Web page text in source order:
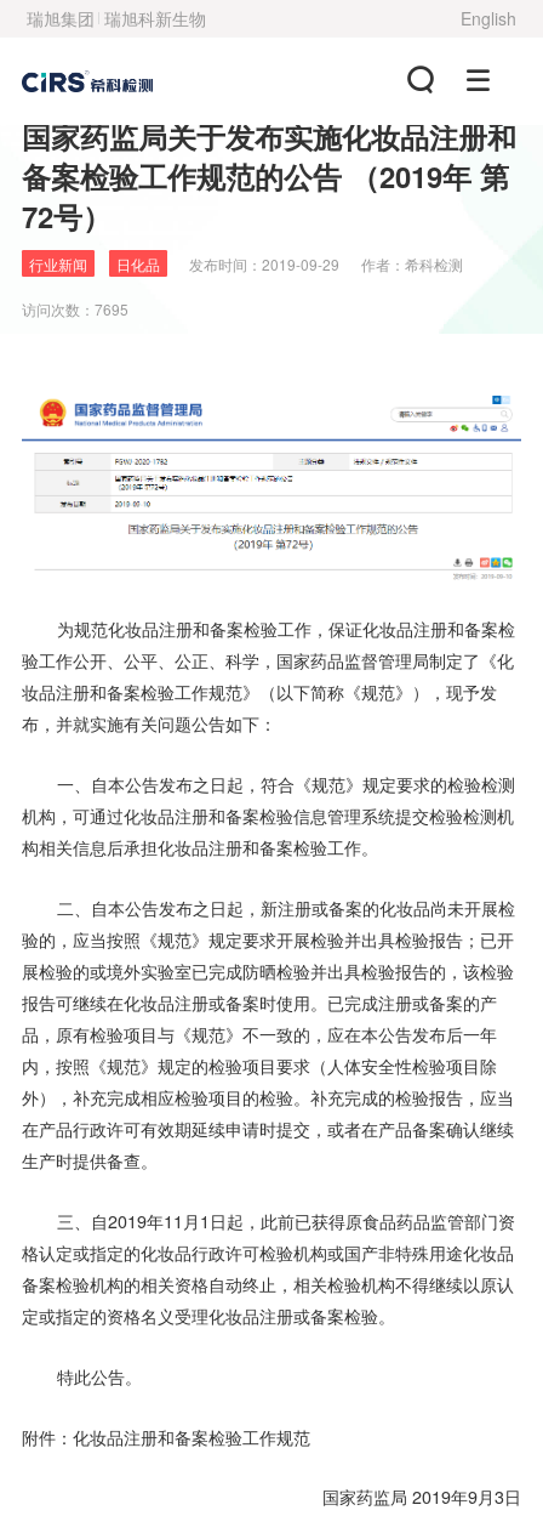
瑞旭集团 瑞旭科新生物 English
国家药监局关于发布实施化妆品注册和
备案检验工作规范的公告 （2019年 第
72号）
行业新闻 日化品 发布时间： 2019-09-29 作者： 希科检测
访问次数：7695
为规范化妆品注册和备案检验工作，保证化妆品注册和备案检
验工作公开、公平、公正、科学，国家药品监督管理局制定了《化
妆品注册和备案检验工作规范》（以下简称《规范》），现予发
布，并就实施有关问题公告如下：
一、自本公告发布之日起，符合《规范》规定要求的检验检测
机构，可通过化妆品注册和备案检验信息管理系统提交检验检测机
构相关信息后承担化妆品注册和备案检验工作。
二、自本公告发布之日起，新注册或备案的化妆品尚未开展检
验的，应当按照《规范》规定要求开展检验并出具检验报告；已开
展检验的或境外实验室已完成防晒检验并出具检验报告的，该检验
报告可继续在化妆品注册或备案时使用。已完成注册或备案的产
品，原有检验项目与《规范》不一致的，应在本公告发布后一年
内，按照《规范》规定的检验项目要求（人体安全性检验项目除
外），补充完成相应检验项目的检验。补充完成的检验报告，应当
在产品行政许可有效期延续申请时提交，或者在产品备案确认继续
生产时提供备查。
三、自2019年11月1日起，此前已获得原食品药品监管部门资
格认定或指定的化妆品行政许可检验机构或国产非特殊用途化妆品
备案检验机构的相关资格自动终止，相关检验机构不得继续以原认
定或指定的资格名义受理化妆品注册或备案检验。
特此公告。
附件：化妆品注册和备案检验工作规范
国家药监局 2019年9月3日